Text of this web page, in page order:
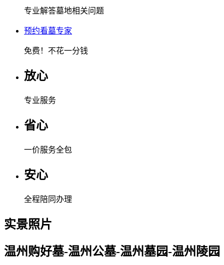
专业解答墓地相关问题
预约看墓专家
免费！ 不花一分钱
放心
专业服务
省心
一价服务全包
安心
全程陪同办理
实景照片
温州购好墓-温州公墓-温州墓园-温州陵园